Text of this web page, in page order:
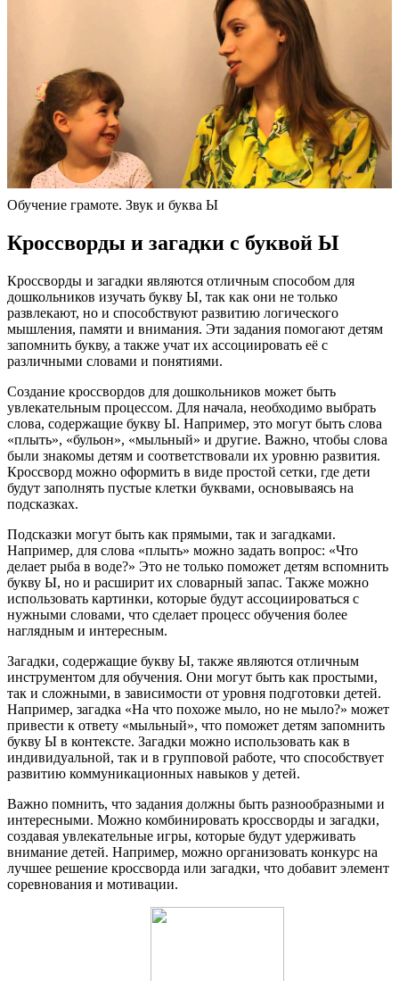
Обучение грамоте. Звук и буква Ы
Кроссворды и загадки с буквой Ы
Кроссворды и загадки являются отличным способом для
дошкольников изучать букву Ы, так как они не только
развлекают, но и способствуют развитию логического
мышления, памяти и внимания. Эти задания помогают детям
запомнить букву, а также учат их ассоциировать её с
различными словами и понятиями.
Создание кроссвордов для дошкольников может быть
увлекательным процессом. Для начала, необходимо выбрать
слова, содержащие букву Ы. Например, это могут быть слова
«плыть», «бульон», «мыльный» и другие. Важно, чтобы слова
были знакомы детям и соответствовали их уровню развития.
Кроссворд можно оформить в виде простой сетки, где дети
будут заполнять пустые клетки буквами, основываясь на
подсказках.
Подсказки могут быть как прямыми, так и загадками.
Например, для слова «плыть» можно задать вопрос: «Что
делает рыба в воде?» Это не только поможет детям вспомнить
букву Ы, но и расширит их словарный запас. Также можно
использовать картинки, которые будут ассоциироваться с
нужными словами, что сделает процесс обучения более
наглядным и интересным.
Загадки, содержащие букву Ы, также являются отличным
инструментом для обучения. Они могут быть как простыми,
так и сложными, в зависимости от уровня подготовки детей.
Например, загадка «На что похоже мыло, но не мыло?» может
привести к ответу «мыльный», что поможет детям запомнить
букву Ы в контексте. Загадки можно использовать как в
индивидуальной, так и в групповой работе, что способствует
развитию коммуникационных навыков у детей.
Важно помнить, что задания должны быть разнообразными и
интересными. Можно комбинировать кроссворды и загадки,
создавая увлекательные игры, которые будут удерживать
внимание детей. Например, можно организовать конкурс на
лучшее решение кроссворда или загадки, что добавит элемент
соревнования и мотивации.